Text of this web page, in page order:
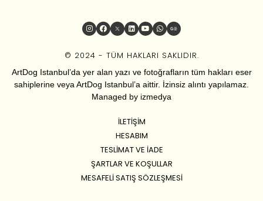
© 2024 - TÜM HAKLARI SAKLIDIR.
ArtDog Istanbul’da yer alan yazı ve fotoğrafların tüm hakları eser
sahiplerine veya ArtDog Istanbul’a aittir. İzinsiz alıntı yapılamaz.
Managed by izmedya
İLETIŞIM
HESABIM
TESLIMAT VE İADE
ŞARTLAR VE KOŞULLAR
MESAFELI SATIŞ SÖZLEŞMESI